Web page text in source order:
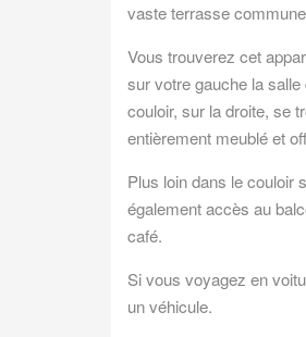
vaste terrasse
Vous trouverez cet
sur votre gauche la
couloir, sur la droite, se
entièrement meublé et
Plus loin dans le couloir
également accès au
café.
Si vous voyagez en
un véhicule.